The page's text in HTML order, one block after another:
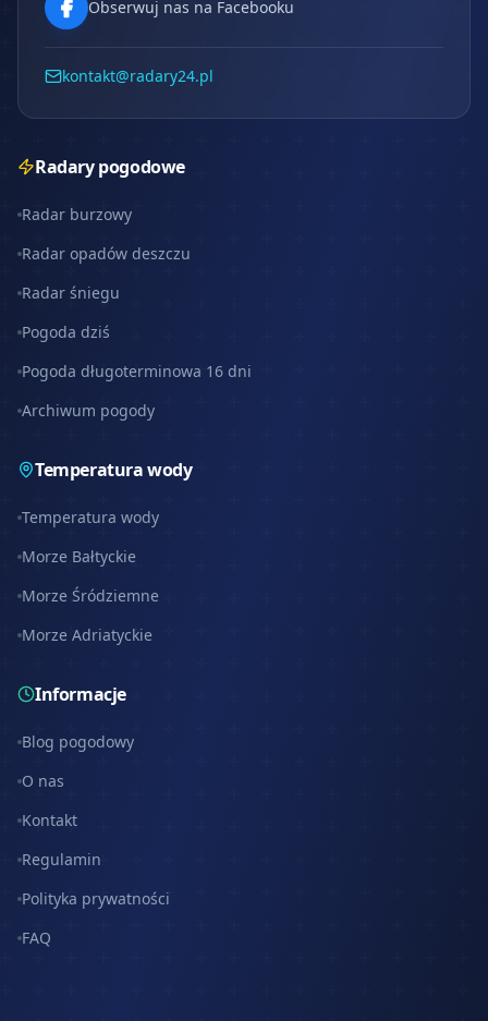
Obserwuj nas na Facebooku
kontakt@radary24.pl
Radary pogodowe
Radar burzowy
Radar opadów deszczu
Radar śniegu
Pogoda dziś
Pogoda długoterminowa 16 dni
Archiwum pogody
Temperatura wody
Temperatura wody
Morze Bałtyckie
Morze Śródziemne
Morze Adriatyckie
Informacje
Blog pogodowy
O nas
Kontakt
Regulamin
Polityka prywatności
FAQ